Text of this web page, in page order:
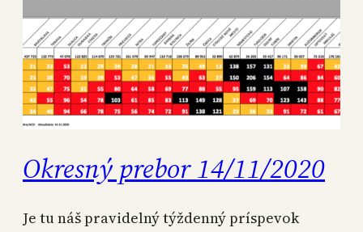
Okresný prebor 14/11/2020
Je tu náš pravidelný týždenný príspevok